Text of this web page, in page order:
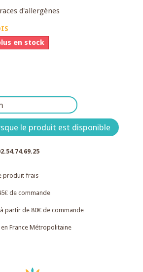
d'allergènes
en stock
le produit est disponible
produit frais
de commande
partir de 80€ de commande
France Métropolitaine